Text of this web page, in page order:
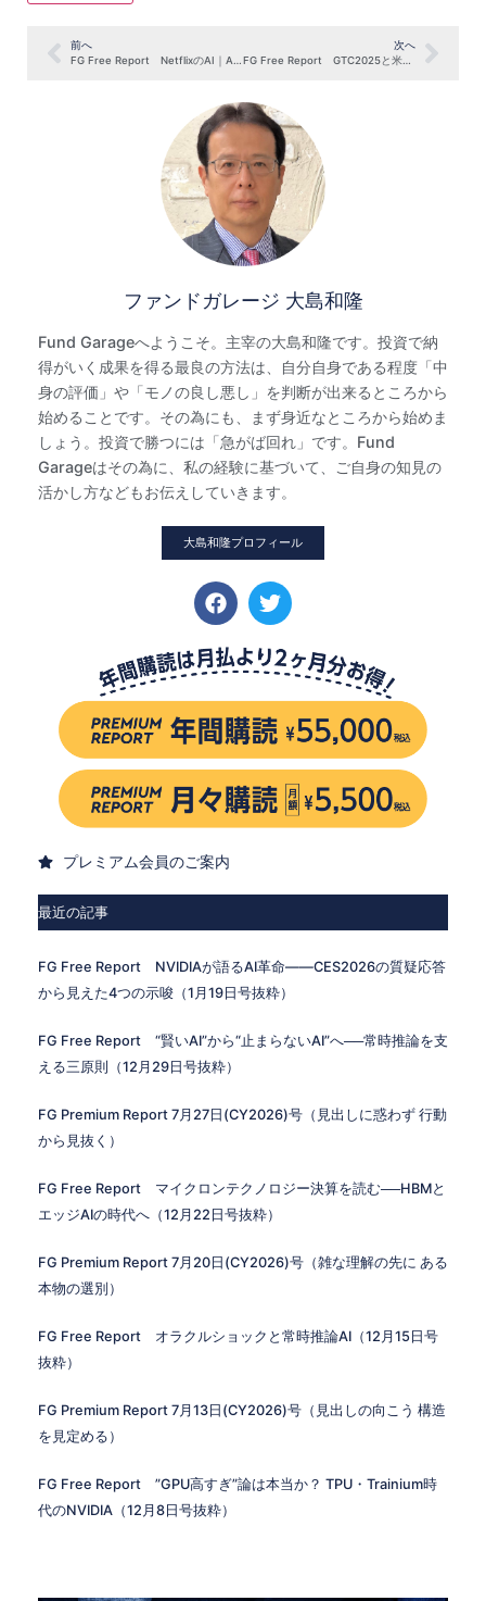
前へ
FG Free Report NetflixのAI｜AI時代のメディアを考える（10月27日号抜粋）
次へ
FG Free Report GTC2025と米ビッグテック決算で読む「常時推論AI」（11月3日号抜粋）
ファンドガレージ 大島和隆
Fund Garageへようこそ。主宰の大島和隆です。投資で納
得がいく成果を得る最良の方法は、自分自身である程度「中
身の評価」や「モノの良し悪し」を判断が出来るところから
始めることです。その為にも、まず身近なところから始めま
しょう。投資で勝つには「急がば回れ」です。Fund
Garageはその為に、私の経験に基づいて、ご自身の知見の
活かし方などもお伝えしていきます。
大島和隆プロフィール
プレミアム会員のご案内
最近の記事
FG Free Report NVIDIAが語るAI革命——CES2026の質疑応答
から見えた4つの示唆（1月19日号抜粋）
FG Free Report “賢いAI”から“止まらないAI”へ──常時推論を支
える三原則（12月29日号抜粋）
FG Premium Report 7月27日(CY2026)号（見出しに惑わず 行動
から見抜く）
FG Free Report マイクロンテクノロジー決算を読む──HBMと
エッジAIの時代へ（12月22日号抜粋）
FG Premium Report 7月20日(CY2026)号（雑な理解の先に ある
本物の選別）
FG Free Report オラクルショックと常時推論AI（12月15日号
抜粋）
FG Premium Report 7月13日(CY2026)号（見出しの向こう 構造
を見定める）
FG Free Report ”GPU高すぎ”論は本当か？ TPU・Trainium時
代のNVIDIA（12月8日号抜粋）